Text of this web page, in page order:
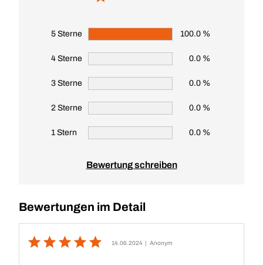
5 Sterne 100.0 %
4 Sterne 0.0 %
3 Sterne 0.0 %
2 Sterne 0.0 %
1 Stern 0.0 %
Bewertung schreiben
Bewertungen im Detail
14.06.2024 | Anonym